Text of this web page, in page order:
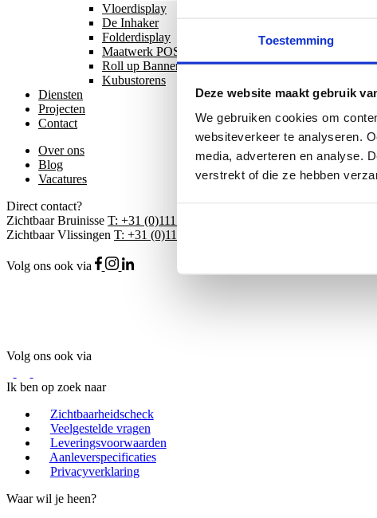
Toestemming
Deze website maakt gebruik
We gebruiken cookies om
websiteverkeer te analyseren.
media, adverteren en analyse.
verstrekt of die ze hebben
Vloerdisplay
De Inhaker
Folderdisplay
Maatwerk POS materiaal
Roll up Banners
Kubustorens
Diensten
Projecten
Contact
Over ons
Blog
Vacatures
Direct contact?
Zichtbaar Bruinisse T: +31 (0)111 485 485
Zichtbaar Vlissingen T: +31 (0)118 417 170
Volg ons ook via
Volg ons ook via
Ik ben op zoek naar
Zichtbaarheidscheck
Veelgestelde vragen
Leveringsvoorwaarden
Aanleverspecificaties
Privacyverklaring
Waar wil je heen?